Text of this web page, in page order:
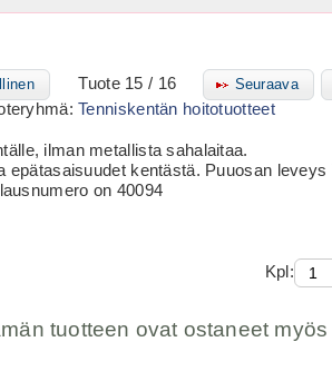
Tuote 15 / 16 Seuraava
Tenniskentän hoitotuotteet
ilman metallista sahalaitaa.
epätasaisuudet kentästä. Puuosan leveys
on 40094
Kpl:
tuotteen ovat ostaneet myös